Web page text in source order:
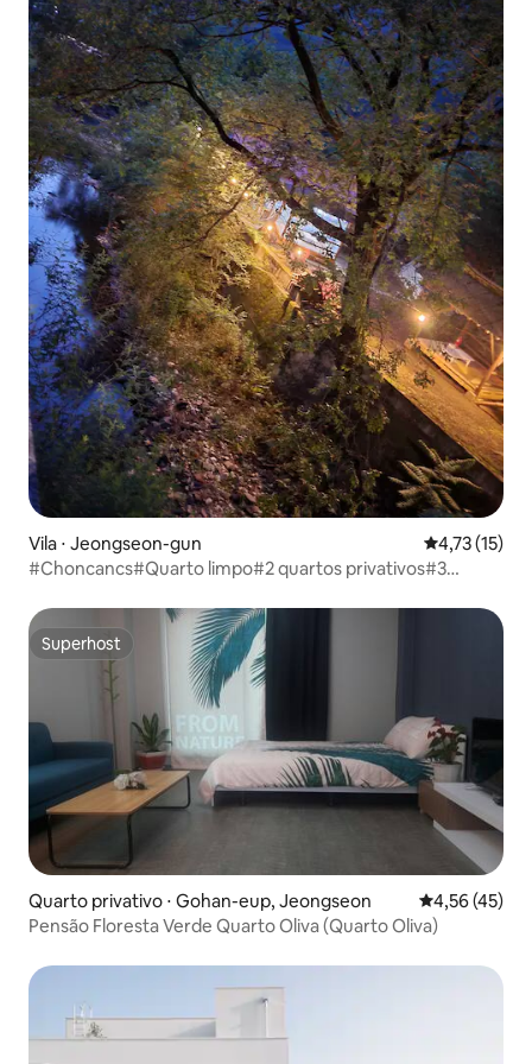
Vila ⋅ Jeongseon-gun 4,73 de uma
4,73 (15)
#Choncancs#Quarto limpo#2 quartos privativos#3
cães
Superhost
Superhost
Quarto privativo ⋅ Gohan-eup, Jeongseon 4,56 de uma
4,56 (45)
Pensão Floresta Verde Quarto Oliva (Quarto Oliva)